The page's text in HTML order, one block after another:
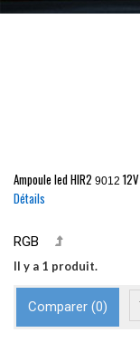
Ampoule ledHIR2 9012
Détails
RGB
Il y a 1 produit.
Comparer (0)